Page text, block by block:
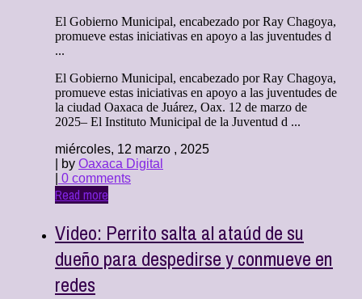
El Gobierno Municipal, encabezado por Ray Chagoya,
promueve estas iniciativas en apoyo a las juventudes d
...
El Gobierno Municipal, encabezado por Ray Chagoya,
promueve estas iniciativas en apoyo a las juventudes de
la ciudad Oaxaca de Juárez, Oax. 12 de marzo de
2025– El Instituto Municipal de la Juventud d ...
miércoles, 12 marzo , 2025
| by Oaxaca Digital
0 comments
Read more
Video: Perrito salta al ataúd de su
dueño para despedirse y conmueve en
redes